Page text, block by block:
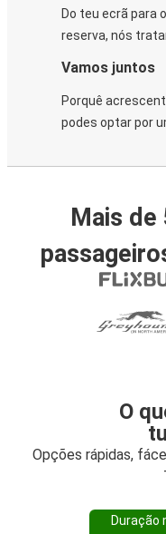
Do teu ecrã para
reserva, nós
Vamos juntos
Porquê
podes optar por
Mais de
O
Opções rápidas,
Duração